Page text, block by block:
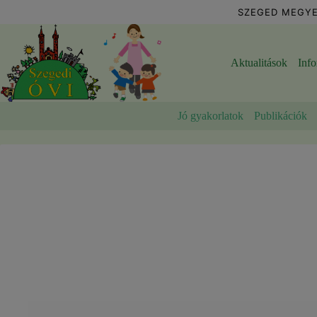
SZEGED
Aktualitások
Jó gyakorlatok Publikációk